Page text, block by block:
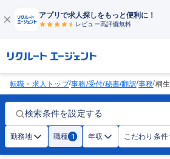
アプリで求人探しをもっと便利に！
レビュー高評価無料
転職・求人トップ/事務/受付/秘書/翻訳/事務/桐
検索条件を設定する
勤務地 職種 1 年収 こだわり条件